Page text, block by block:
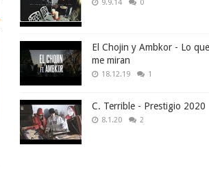
9.9.14 0
El Chojin y Ambkor - Lo
me miran
18.12.19 1
C. Terrible - Prestigio 2020
8.1.20 2